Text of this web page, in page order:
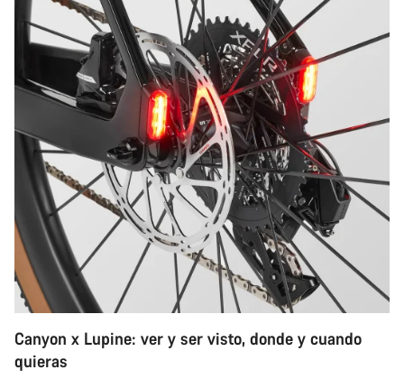
Canyon x Lupine: ver y ser visto, donde y cuando
quieras